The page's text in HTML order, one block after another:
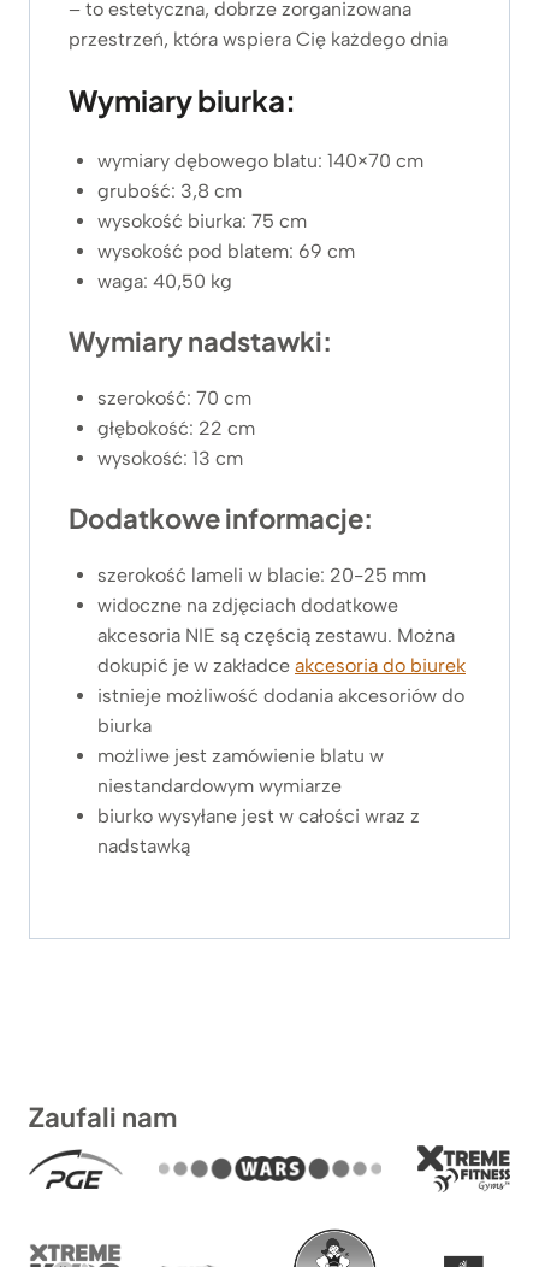
– to estetyczna, dobrze zorganizowana
przestrzeń, która wspiera Cię każdego dnia
Wymiary biurka:
wymiary dębowego blatu: 140×70 cm
grubość: 3,8 cm
wysokość biurka: 75 cm
wysokość pod blatem: 69 cm
waga: 40,50 kg
Wymiary nadstawki:
szerokość: 70 cm
głębokość: 22 cm
wysokość: 13 cm
Dodatkowe informacje:
szerokość lameli w blacie: 20-25 mm
widoczne na zdjęciach dodatkowe
akcesoria NIE są częścią zestawu. Można
dokupić je w zakładce akcesoria do biurek
istnieje możliwość dodania akcesoriów do
biurka
możliwe jest zamówienie blatu w
niestandardowym wymiarze
biurko wysyłane jest w całości wraz z
nadstawką
Zaufali nam